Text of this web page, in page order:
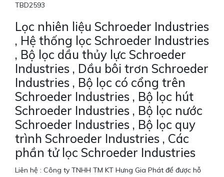
TBD2593
Lọc nhiên liệu Schroeder Industries
, Hệ thống lọc Schroeder Industries
, Bộ lọc dầu thủy lực Schroeder
Industries , Dầu bôi trơn Schroeder
Industries , Bộ lọc có cổng trên
Schroeder Industries , Bộ lọc hút
Schroeder Industries , Bộ lọc nước
Schroeder Industries , Bộ lọc quy
trình Schroeder Industries , Các
phần tử lọc Schroeder Industries
Liên hệ : Công ty TNHH TM KT Hưng Gia Phát để được hỗ